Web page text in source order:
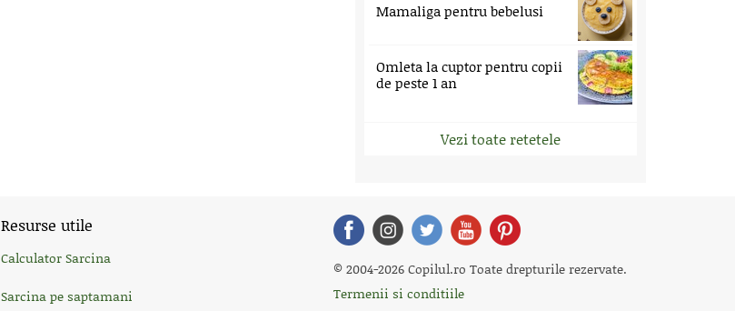
Mamaliga pentru bebelusi
Omleta la cuptor pentru copii
de peste 1 an
Vezi toate retetele
Resurse utile
Calculator Sarcina
Sarcina pe saptamani
© 2004-2026 Copilul.ro Toate drepturile rezervate.
Termenii si conditiile